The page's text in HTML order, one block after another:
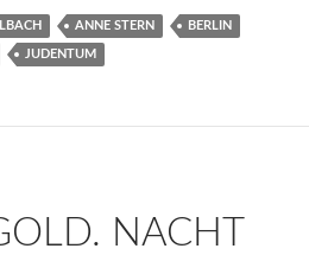
ANNE STERN BERLIN
JUDENTUM
NACHT